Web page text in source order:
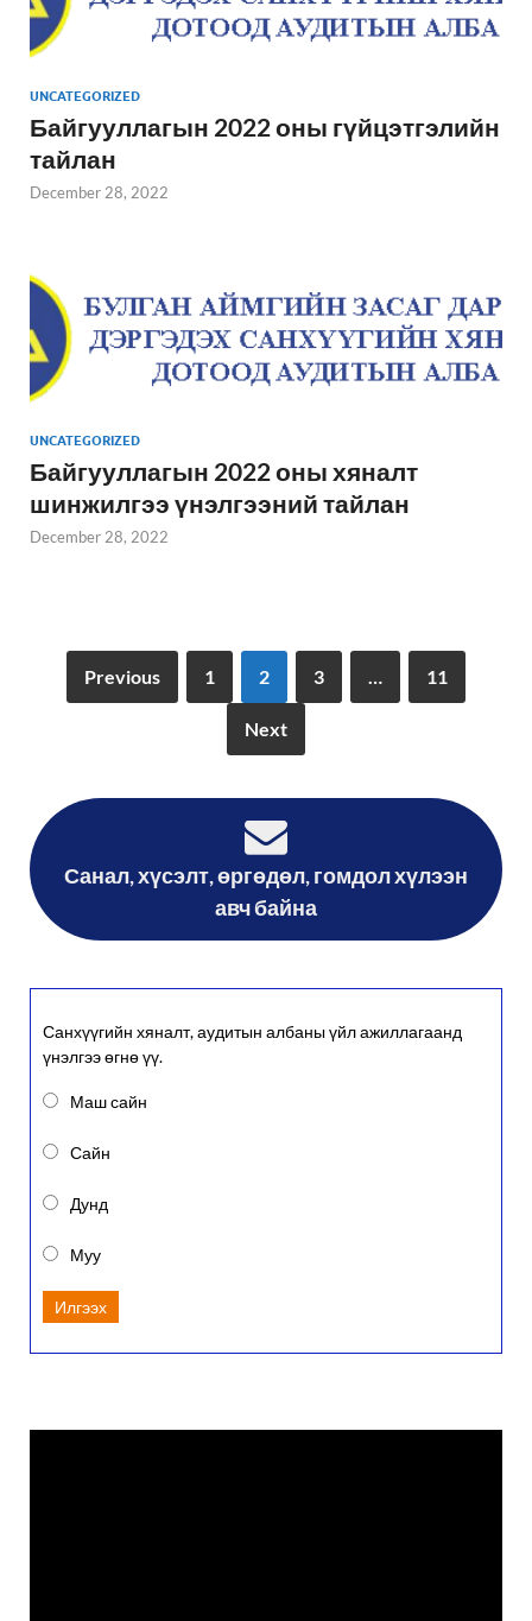
UNCATEGORIZED
Байгууллагын 2022 оны гүйцэтгэлийн
тайлан
December 28, 2022
UNCATEGORIZED
Байгууллагын 2022 оны хяналт
шинжилгээ үнэлгээний тайлан
December 28, 2022
Previous 1 2 3 11
Next
Санал, хүсэлт, өргөдөл, гомдол хүлээн
авч байна
Санхүүгийн хяналт, аудитын албаны үйл ажиллагаанд
үнэлгээ өгнө үү.
Маш сайн
Сайн
Дунд
Муу
Илгээх